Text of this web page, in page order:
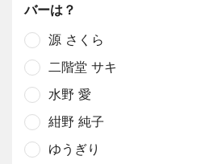
バーは？
源 さくら
二階堂 サキ
水野 愛
紺野 純子
ゆうぎり